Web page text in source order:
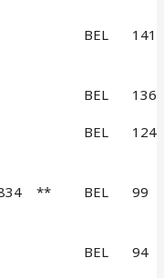
BEL 141
BEL 136
BEL 124
** BEL 99
BEL 94